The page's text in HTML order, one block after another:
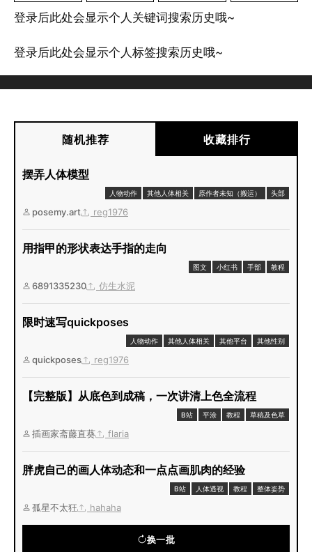
登录后此处会显示个人关键词搜索历史哦~
登录后此处会显示个人标签搜索历史哦~
随机推荐 收藏排行
摆弄人体模型
人物动作 其他人体相关 原作者未知（搬运） 头部
posemy.art reg1976
用指甲的形状表达手指的走向
图文 小红书 手部 教程
6891335230 仿生水泥
限时速写quickposes
人物动作 其他人体相关 其他平台 其他性别
quickposes reg1976
【完整版】从底色到成稿，一次讲清上色全流程
B站 平涂 教程 草稿及色草
插画家斋藤直葵 flaria
胖虎自己的画人体动态和一点点画肌肉的经验
B站 人体透视 教程 整体姿势
孤星不太狂 hahaha
换一批